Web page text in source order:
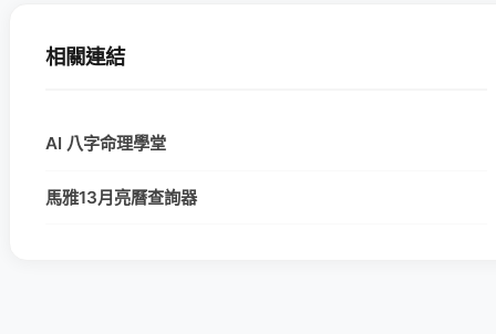
相關連結
AI 八字命理學堂
馬雅13月亮曆查詢器